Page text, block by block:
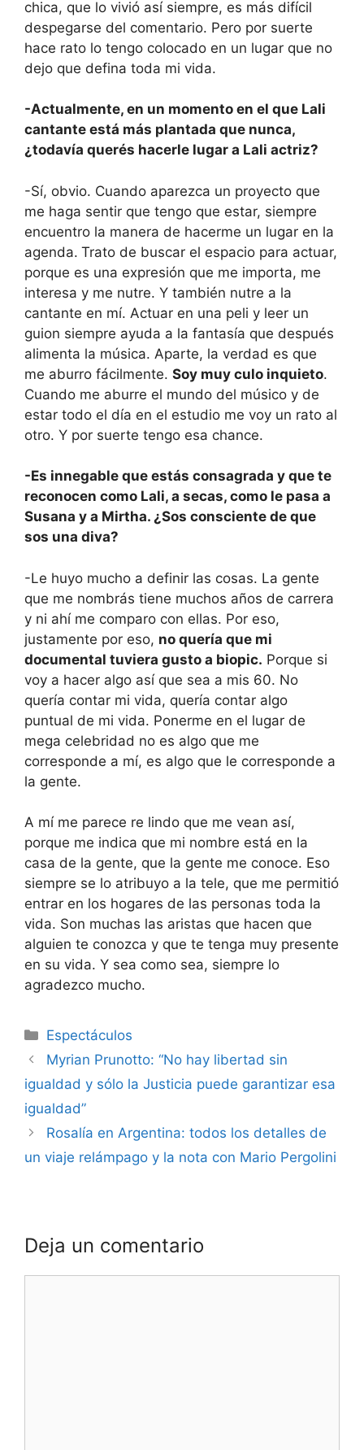
chica, que lo vivió así siempre, es más difícil
despegarse del comentario. Pero por suerte
hace rato lo tengo colocado en un lugar que no
dejo que defina toda mi vida.
-Actualmente, en un momento en el que Lali
cantante está más plantada que nunca,
¿todavía querés hacerle lugar a Lali actriz?
-Sí, obvio. Cuando aparezca un proyecto que
me haga sentir que tengo que estar, siempre
encuentro la manera de hacerme un lugar en la
agenda. Trato de buscar el espacio para actuar,
porque es una expresión que me importa, me
interesa y me nutre. Y también nutre a la
cantante en mí. Actuar en una peli y leer un
guion siempre ayuda a la fantasía que después
alimenta la música. Aparte, la verdad es que
me aburro fácilmente. Soy muy culo inquieto.
Cuando me aburre el mundo del músico y de
estar todo el día en el estudio me voy un rato al
otro. Y por suerte tengo esa chance.
-Es innegable que estás consagrada y que te
reconocen como Lali, a secas, como le pasa a
Susana y a Mirtha. ¿Sos consciente de que
sos una diva?
-Le huyo mucho a definir las cosas. La gente
que me nombrás tiene muchos años de carrera
y ni ahí me comparo con ellas. Por eso,
justamente por eso, no quería que mi
documental tuviera gusto a biopic. Porque si
voy a hacer algo así que sea a mis 60. No
quería contar mi vida, quería contar algo
puntual de mi vida. Ponerme en el lugar de
mega celebridad no es algo que me
corresponde a mí, es algo que le corresponde a
la gente.
A mí me parece re lindo que me vean así,
porque me indica que mi nombre está en la
casa de la gente, que la gente me conoce. Eso
siempre se lo atribuyo a la tele, que me permitió
entrar en los hogares de las personas toda la
vida. Son muchas las aristas que hacen que
alguien te conozca y que te tenga muy presente
en su vida. Y sea como sea, siempre lo
agradezco mucho.
Espectáculos
Myrian Prunotto: “No hay libertad sin
igualdad y sólo la Justicia puede garantizar esa
igualdad”
Rosalía en Argentina: todos los detalles de
un viaje relámpago y la nota con Mario Pergolini
Deja un comentario